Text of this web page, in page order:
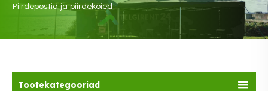
Piirdepostid ja piirdeköied
Tootekategooriad